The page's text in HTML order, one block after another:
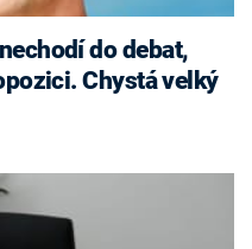
do debat,
Chystá velký